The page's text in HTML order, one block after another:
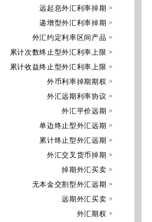
远起息外汇利率掉期 >
递增型外汇利率掉期 >
外汇约定利率区间产品 >
累计次数终止型外汇利率上限 >
累计收益终止型外汇利率上限 >
外币利率掉期期权 >
外汇远期利率协议 >
外汇平价远期 >
单边终止型外汇远期 >
累计终止型外汇远期 >
外汇交叉货币掉期 >
掉期外汇买卖 >
无本金交割型外汇远期 >
远期外汇买卖 >
外汇期权 >